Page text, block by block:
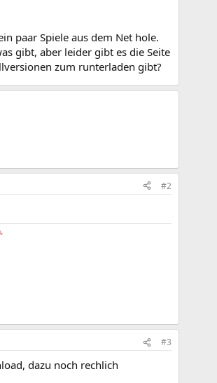
paar Spiele aus dem Net hole.
gibt, aber leider gibt es die Seite
zum runterladen gibt?
#2
#3
dazu noch rechlich